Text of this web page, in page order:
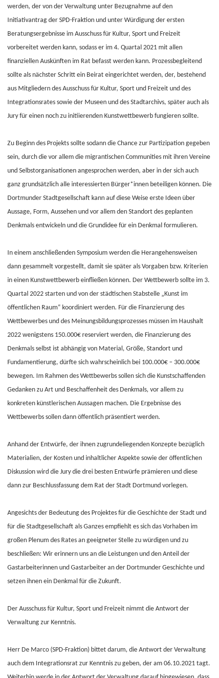
werden, der von der Verwaltung unter Bezugnahme auf den
Initiativantrag der SPD-Fraktion und unter Würdigung der ersten
Beratungsergebnisse im Ausschuss für Kultur, Sport und Freizeit
vorbereitet werden kann, sodass er im 4. Quartal 2021 mit allen
finanziellen Auskünften im Rat befasst werden kann. Prozessbegleitend
sollte als nächster Schritt ein Beirat eingerichtet werden, der, bestehend
aus Mitgliedern des Ausschuss für Kultur, Sport und Freizeit und des
Integrationsrates sowie der Museen und des Stadtarchivs, später auch als
Jury für einen noch zu initiierenden Kunstwettbewerb fungieren sollte.
Zu Beginn des Projekts sollte sodann die Chance zur Partizipation gegeben
sein, durch die vor allem die migrantischen Communities mit ihren Vereine
und Selbstorganisationen angesprochen werden, aber in der sich auch
ganz grundsätzlich alle interessierten Bürger*innen beteiligen können. Die
Dortmunder Stadtgesellschaft kann auf diese Weise erste Ideen über
Aussage, Form, Aussehen und vor allem den Standort des geplanten
Denkmals entwickeln und die Grundidee für ein Denkmal formulieren.
In einem anschließenden Symposium werden die Herangehensweisen
dann gesammelt vorgestellt, damit sie später als Vorgaben bzw. Kriterien
in einen Kunstwettbewerb einfließen können. Der Wettbewerb sollte im 3.
Quartal 2022 starten und von der städtischen Stabstelle „Kunst im
öffentlichen Raum“ koordiniert werden. Für die Finanzierung des
Wettbewerbes und des Meinungsbildungsprozesses müssen im Haushalt
2022 wenigstens 150.000€ reserviert werden, die Finanzierung des
Denkmals selbst ist abhängig von Material, Größe, Standort und
Fundamentierung, dürfte sich wahrscheinlich bei 100.000€ – 300.000€
bewegen. Im Rahmen des Wettbewerbs sollen sich die Kunstschaffenden
Gedanken zu Art und Beschaffenheit des Denkmals, vor allem zu
konkreten künstlerischen Aussagen machen. Die Ergebnisse des
Wettbewerbs sollen dann öffentlich präsentiert werden.
Anhand der Entwürfe, der ihnen zugrundeliegenden Konzepte bezüglich
Materialien, der Kosten und inhaltlicher Aspekte sowie der öffentlichen
Diskussion wird die Jury die drei besten Entwürfe prämieren und diese
dann zur Beschlussfassung dem Rat der Stadt Dortmund vorlegen.
Angesichts der Bedeutung des Projektes für die Geschichte der Stadt und
für die Stadtgesellschaft als Ganzes empfiehlt es sich das Vorhaben im
großen Plenum des Rates an geeigneter Stelle zu würdigen und zu
beschließen: Wir erinnern uns an die Leistungen und den Anteil der
Gastarbeiterinnen und Gastarbeiter an der Dortmunder Geschichte und
setzen ihnen ein Denkmal für die Zukunft.
Der Ausschuss für Kultur, Sport und Freizeit nimmt die Antwort der
Verwaltung zur Kenntnis.
Herr De Marco (SPD-Fraktion) bittet darum, die Antwort der Verwaltung
auch dem Integrationsrat zur Kenntnis zu geben, der am 06.10.2021 tagt.